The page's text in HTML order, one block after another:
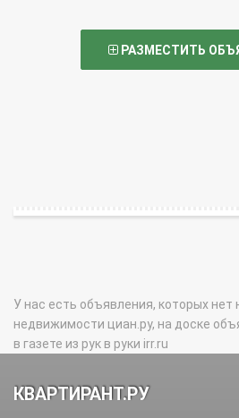
РАЗМЕСТИТЬ
У нас есть объявления, которых нет
недвижимости циан.ру, на доске
в газете из рук в руки irr.ru
КВАРТИРАНТ.РУ